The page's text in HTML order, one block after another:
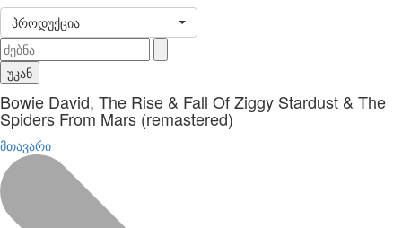
პროდუქცია
უკან
Bowie David, The Rise & Fall Of Ziggy Stardust & The
Spiders From Mars (remastered)
მთავარი